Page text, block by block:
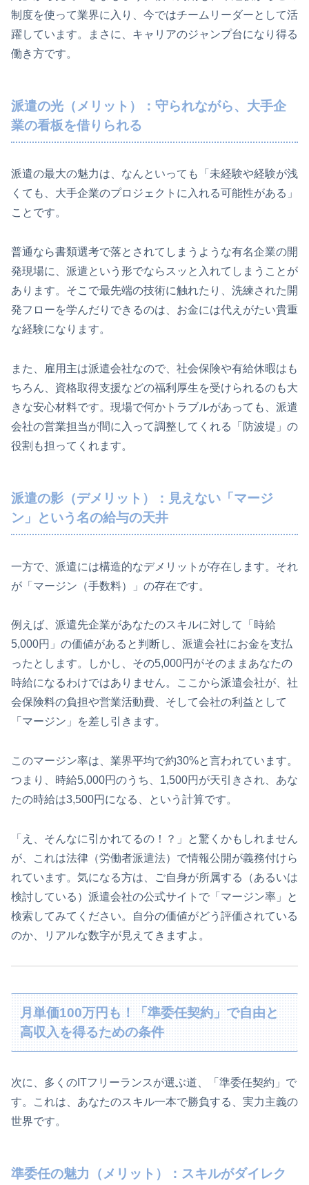
制度を使って業界に入り、今ではチームリーダーとして活
躍しています。まさに、キャリアのジャンプ台になり得る
働き方です。
派遣の光（メリット）：守られながら、大手企
業の看板を借りられる
派遣の最大の魅力は、なんといっても「未経験や経験が浅
くても、大手企業のプロジェクトに入れる可能性がある」
ことです。
普通なら書類選考で落とされてしまうような有名企業の開
発現場に、派遣という形でならスッと入れてしまうことが
あります。そこで最先端の技術に触れたり、洗練された開
発フローを学んだりできるのは、お金には代えがたい貴重
な経験になります。
また、雇用主は派遣会社なので、社会保険や有給休暇はも
ちろん、資格取得支援などの福利厚生を受けられるのも大
きな安心材料です。現場で何かトラブルがあっても、派遣
会社の営業担当が間に入って調整してくれる「防波堤」の
役割も担ってくれます。
派遣の影（デメリット）：見えない「マージ
ン」という名の給与の天井
一方で、派遣には構造的なデメリットが存在します。それ
が「マージン（手数料）」の存在です。
例えば、派遣先企業があなたのスキルに対して「時給
5,000円」の価値があると判断し、派遣会社にお金を支払
ったとします。しかし、その5,000円がそのままあなたの
時給になるわけではありません。ここから派遣会社が、社
会保険料の負担や営業活動費、そして会社の利益として
「マージン」を差し引きます。
このマージン率は、業界平均で約30%と言われています。
つまり、時給5,000円のうち、1,500円が天引きされ、あな
たの時給は3,500円になる、という計算です。
「え、そんなに引かれてるの！？」と驚くかもしれません
が、これは法律（労働者派遣法）で情報公開が義務付けら
れています。気になる方は、ご自身が所属する（あるいは
検討している）派遣会社の公式サイトで「マージン率」と
検索してみてください。自分の価値がどう評価されている
のか、リアルな数字が見えてきますよ。
月単価100万円も！「準委任契約」で自由と
高収入を得るための条件
次に、多くのITフリーランスが選ぶ道、「準委任契約」で
す。これは、あなたのスキル一本で勝負する、実力主義の
世界です。
準委任の魅力（メリット）：スキルがダイレク